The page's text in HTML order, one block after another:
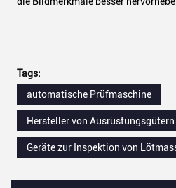
Tags:
automatische Prüfmaschine
Hersteller von Ausrüstungsgütern
Geräte zur Inspektion von